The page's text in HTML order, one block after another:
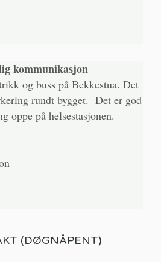
kommunikasjon
og buss på Bekkestua. Det
rundt bygget. Det er god
oppe på helsestasjonen.
(DØGNÅPENT)